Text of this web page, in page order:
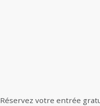
Réservez votre entrée